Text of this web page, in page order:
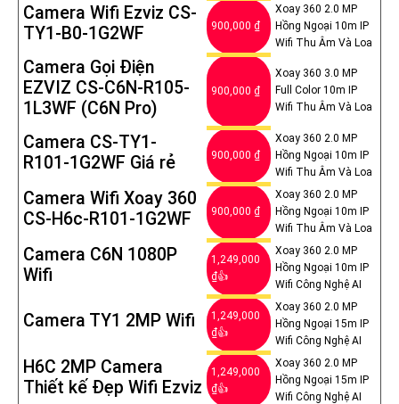
Camera Wifi Ezviz CS-
TY1-B0-1G2WF
900,000 ₫
Xoay 360 2.0 MP
Hồng Ngoại 10m IP
Wifi Thu Âm Và Loa
Camera Gọi Điện
EZVIZ CS-C6N-R105-
1L3WF (C6N Pro)
900,000 ₫
Xoay 360 3.0 MP
Full Color 10m IP
Wifi Thu Âm Và Loa
Camera CS-TY1-
R101-1G2WF Giá rẻ
900,000 ₫
Xoay 360 2.0 MP
Hồng Ngoại 10m IP
Wifi Thu Âm Và Loa
Camera Wifi Xoay 360
CS-H6c-R101-1G2WF
900,000 ₫
Xoay 360 2.0 MP
Hồng Ngoại 10m IP
Wifi Thu Âm Và Loa
Camera C6N 1080P
Wifi
1,249,000
₫👍
Xoay 360 2.0 MP
Hồng Ngoại 10m IP
Wifi Công Nghệ AI
Camera TY1 2MP Wifi
1,249,000
₫👍
Xoay 360 2.0 MP
Hồng Ngoại 15m IP
Wifi Công Nghệ AI
H6C 2MP Camera
Thiết kế Đẹp Wifi Ezviz
1,249,000
₫👍
Xoay 360 2.0 MP
Hồng Ngoại 15m IP
Wifi Công Nghệ AI